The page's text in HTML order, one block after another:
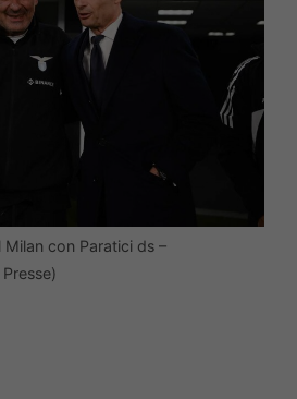
con Paratici ds –